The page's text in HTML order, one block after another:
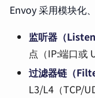
Envoy 采用模块化
监听器（
点（IP:端口或
过滤器链（
L3/L4（TCP/